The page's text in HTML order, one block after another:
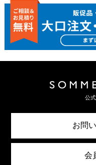
公
お問
会